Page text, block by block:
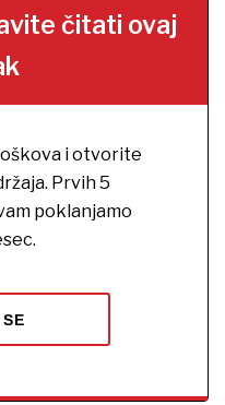
čitati ovaj
i otvorite
Prvih 5
poklanjamo